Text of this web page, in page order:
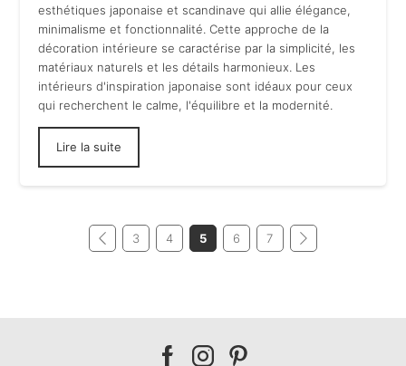
esthétiques japonaise et scandinave qui allie élégance,
minimalisme et fonctionnalité. Cette approche de la
décoration intérieure se caractérise par la simplicité, les
matériaux naturels et les détails harmonieux. Les
intérieurs d'inspiration japonaise sont idéaux pour ceux
qui recherchent le calme, l'équilibre et la modernité.
Lire la suite
3 4 5 6 7
Our
Our
Our